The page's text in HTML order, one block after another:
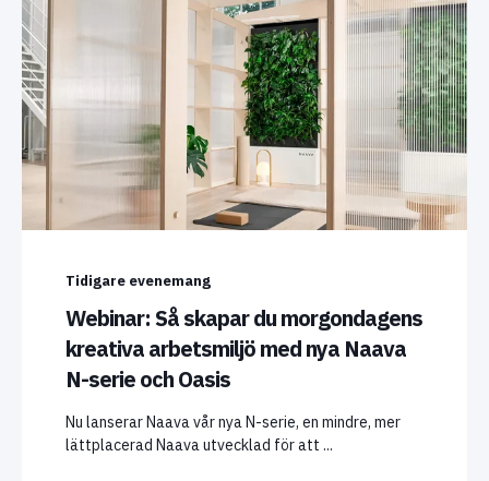
Tidigare evenemang
Webinar: Så skapar du morgondagens
kreativa arbetsmiljö med nya Naava
N-serie och Oasis
Nu lanserar Naava vår nya N-serie, en mindre, mer
lättplacerad Naava utvecklad för att ...